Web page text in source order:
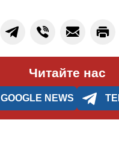
Читайте нас
GOOGLE NEWS